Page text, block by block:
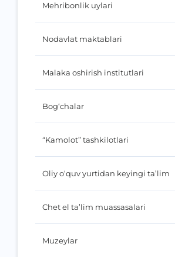
Mehribonlik uylari
Nodavlat maktablari
Malaka oshirish institutlari
Bog‘chalar
“Kamolot” tashkilotlari
Oliy o‘quv yurtidan keyingi ta’lim
Chet el ta’lim muassasalari
Muzeylar